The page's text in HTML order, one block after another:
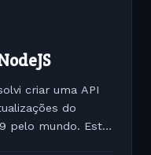
criar uma API
do
pelo mundo. Esta